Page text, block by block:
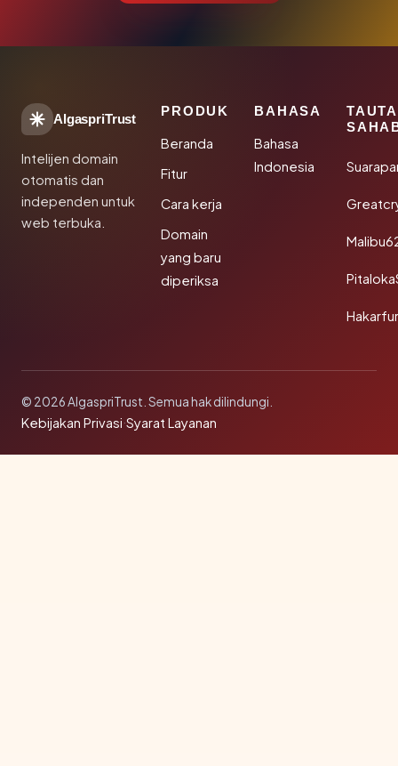
AlgaspriTrust
Intelijen domain
otomatis dan
independen untuk
web terbuka.
PRODUK
Beranda
Fitur
Cara kerja
Domain
yang baru
diperiksa
BAHASA
Bahasa
Indonesia
© 2026 AlgaspriTrust. Semua hak dilindungi.
Kebijakan Privasi·Syarat Layanan